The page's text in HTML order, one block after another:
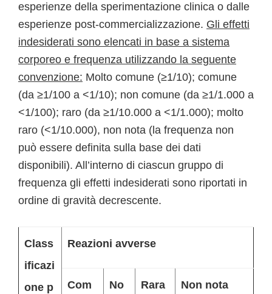
esperienze della sperimentazione clinica o dalle
esperienze post-commercializzazione. Gli effetti
indesiderati sono elencati in base a sistema
corporeo e frequenza utilizzando la seguente
convenzione: Molto comune (≥1/10); comune
(da ≥1/100 a <1/10); non comune (da ≥1/1.000 a
<1/100); raro (da ≥1/10.000 a <1/1.000); molto
raro (<1/10.000), non nota (la frequenza non
può essere definita sulla base dei dati
disponibili). All’interno di ciascun gruppo di
frequenza gli effetti indesiderati sono riportati in
ordine di gravità decrescente.
Class
ificazi
one p
Reazioni avverse
Com
No
Rara Non nota